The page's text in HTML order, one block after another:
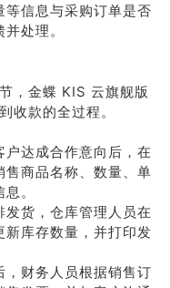
信息与采购订单是否
处理。
，金蝶 KIS 云旗舰版
收款的全过程。
户达成合作意向后，在
售商品名称、数量、单
。
发货，仓库管理人员在
新库存数量，并打印发
，财务人员根据销售订